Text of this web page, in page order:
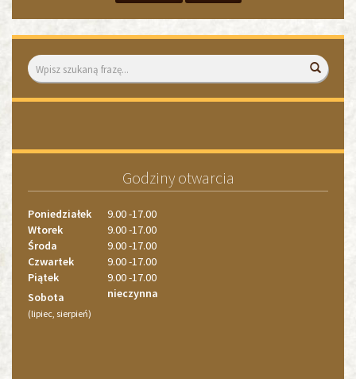
Wyszukiwarka
4
Godziny otwarcia
Poniedziałek
9.00 -17.00
Wtorek
9.00 -17.00
Środa
9.00 -17.00
Czwartek
9.00 -17.00
Piątek
9.00 -17.00
Sobota
(lipiec, sierpień)
nieczynna